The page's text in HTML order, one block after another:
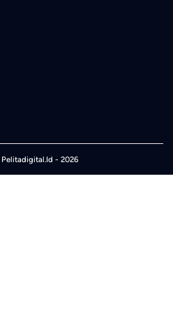
Pelitadigital.Id - 2026